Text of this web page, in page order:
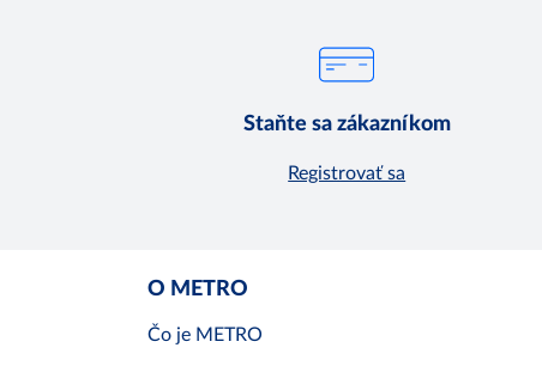
Staňte sa zákazníkom
Registrovať sa
O METRO
Čo je METRO